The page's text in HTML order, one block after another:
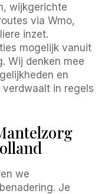
wijkgerichte
via Wmo,
inzet.
mogelijk vanuit
Wij denken mee
en
in regels
we
Je